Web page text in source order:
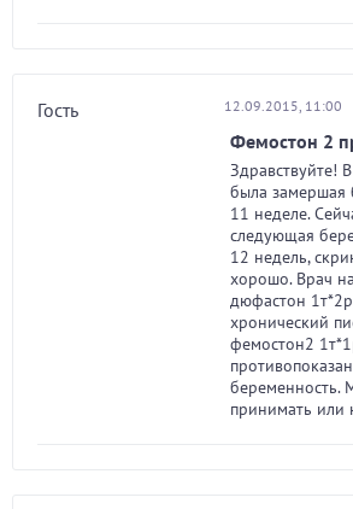
Гость 12.09.2015, 11:00
Фемостон 2
Здравствуйте!
была замершая
11 неделе.
следующая
12 недель,
хорошо. Врач
дюфастон
хронический
фемостон2
беременность.
принимать или